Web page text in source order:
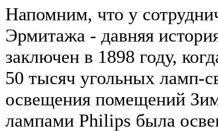
Напомним, что у
Эрмитажа - давняя
заключен в 1898 году,
50 тысяч угольных ламп-
освещения помещений
лампами Philips была